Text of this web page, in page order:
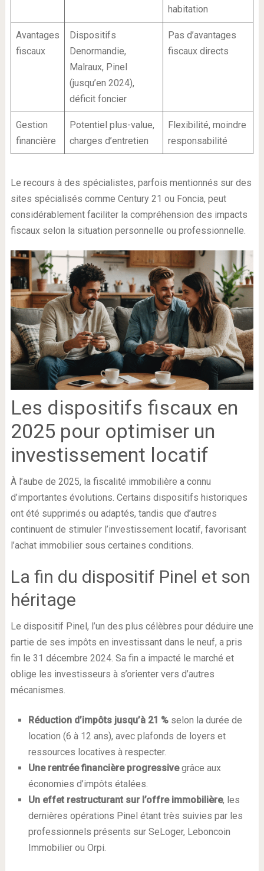
habitation
Avantages
fiscaux
Dispositifs
Denormandie,
Malraux, Pinel
(jusqu’en 2024),
déficit foncier
Pas d’avantages
fiscaux directs
Gestion
financière
Potentiel plus-value,
charges d’entretien
Flexibilité, moindre
responsabilité
Le recours à des spécialistes, parfois mentionnés sur des
sites spécialisés comme Century 21 ou Foncia, peut
considérablement faciliter la compréhension des impacts
fiscaux selon la situation personnelle ou professionnelle.
Les dispositifs fiscaux en
2025 pour optimiser un
investissement locatif
À l’aube de 2025, la fiscalité immobilière a connu
d’importantes évolutions. Certains dispositifs historiques
ont été supprimés ou adaptés, tandis que d’autres
continuent de stimuler l’investissement locatif, favorisant
l’achat immobilier sous certaines conditions.
La fin du dispositif Pinel et son
héritage
Le dispositif Pinel, l’un des plus célèbres pour déduire une
partie de ses impôts en investissant dans le neuf, a pris
fin le 31 décembre 2024. Sa fin a impacté le marché et
oblige les investisseurs à s’orienter vers d’autres
mécanismes.
Réduction d’impôts jusqu’à 21 %selon la durée de
location (6 à 12 ans), avec plafonds de loyers et
ressources locatives à respecter.
Une rentrée financière progressivegrâce aux
économies d’impôts étalées.
Un effet restructurant sur l’offre immobilière, les
dernières opérations Pinel étant très suivies par les
professionnels présents sur SeLoger, Leboncoin
Immobilier ou Orpi.